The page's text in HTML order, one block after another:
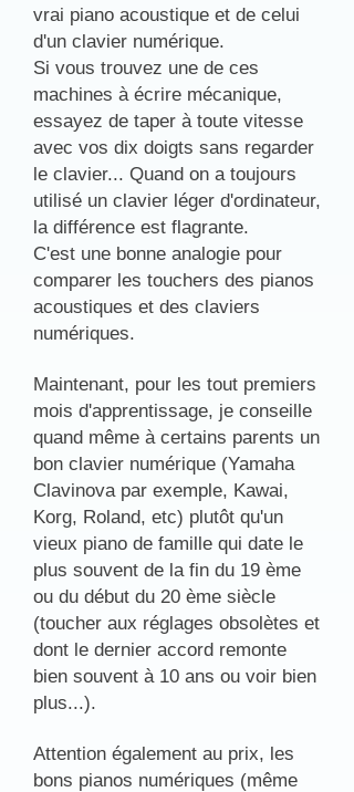
vrai piano acoustique et de celui
d'un clavier numérique.
Si vous trouvez une de ces
machines à écrire mécanique,
essayez de taper à toute vitesse
avec vos dix doigts sans regarder
le clavier... Quand on a toujours
utilisé un clavier léger d'ordinateur,
la différence est flagrante.
C'est une bonne analogie pour
comparer les touchers des pianos
acoustiques et des claviers
numériques.
Maintenant, pour les tout premiers
mois d'apprentissage, je conseille
quand même à certains parents un
bon clavier numérique (Yamaha
Clavinova par exemple, Kawai,
Korg, Roland, etc) plutôt qu'un
vieux piano de famille qui date le
plus souvent de la fin du 19 ème
ou du début du 20 ème siècle
(toucher aux réglages obsolètes et
dont le dernier accord remonte
bien souvent à 10 ans ou voir bien
plus...).
Attention également au prix, les
bons pianos numériques (même